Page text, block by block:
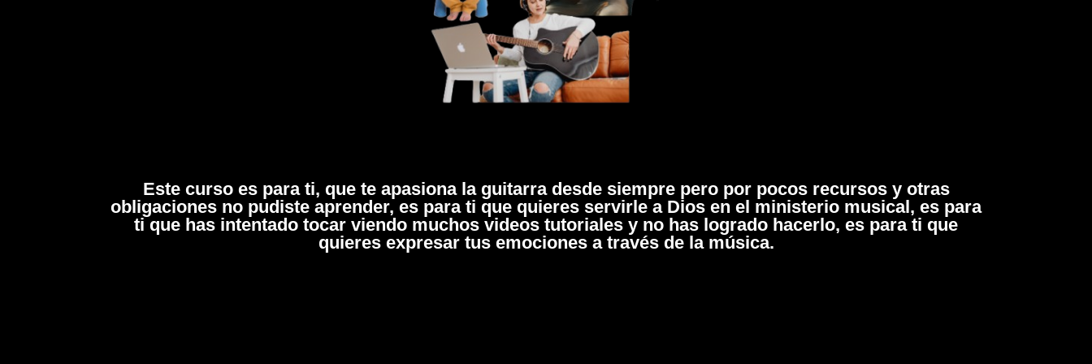
Este curso es para ti, que te apasiona la guitarra desde siempre pero por pocos recursos y otras
obligaciones no pudiste aprender, es para ti que quieres servirle a Dios en el ministerio musical, es para
ti que has intentado tocar viendo muchos videos tutoriales y no has logrado hacerlo, es para ti que
quieres expresar tus emociones a través de la música.